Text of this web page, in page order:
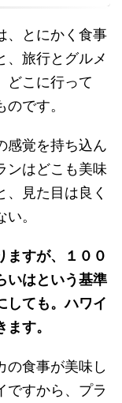
、とにかく食事
、旅行とグルメ
どこに行って
です。
感覚を持ち込ん
ンはどこも美味
、見た目は良く
。
ますが、１００
いはという基準
ても。ハワイ
す。
食事が美味し
ですから、プラ